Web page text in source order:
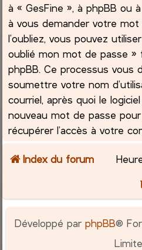
à « GesFine », à phpBB ou
à vous demander votre mot
l’oubliez, vous pouvez
oublié mon mot de passe »
phpBB. Ce processus vous
soumettre votre nom
courriel, après quoi le
nouveau mot de passe
récupérer l’accès à votre
Index du forum
Développé parphpBB®